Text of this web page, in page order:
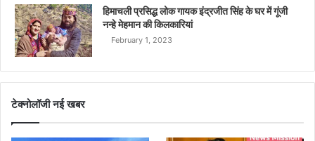
हिमाचली प्रसिद्ध लोक गायक इंद्रजीत सिंह के घर में गूंजी
नन्हे मेहमान की किलकारियां
February 1, 2023
टेक्नोलॉजी नई खबर